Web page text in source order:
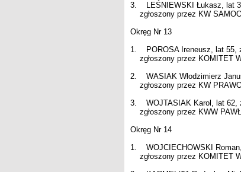
3. LEŚNIEWSKI Łukasz, lat
zgłoszony przez KW
Okręg Nr 13
1. POROSA Ireneusz, lat 55,
zgłoszony przez KOMITET
2. WASIAK Włodzimierz
zgłoszony przez KW
3. WOJTASIAK Karol, lat 62,
zgłoszony przez KWW
Okręg Nr 14
1. WOJCIECHOWSKI
zgłoszony przez KOMITET